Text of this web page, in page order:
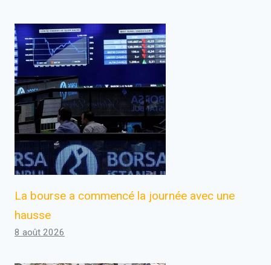
La bourse a commencé la journée avec une
hausse
8 août 2026